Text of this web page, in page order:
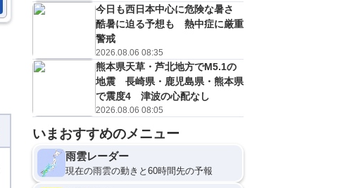
今日も西日本中心に危険な暑さ
酷暑に迫る予想も 熱中症に厳重
警戒
2026.08.06 08:35
熊本県天草・芦北地方でM5.1の
地震 長崎県・鹿児島県・熊本県
で震度4 津波の心配なし
2026.08.06 08:05
いまおすすめのメニュー
雨雲レーダー
現在の雨雲の動きと60時間先の予報